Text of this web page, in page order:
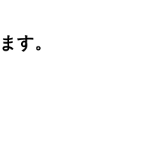
す。